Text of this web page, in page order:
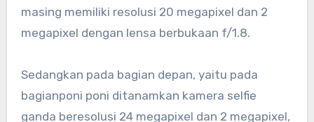
masing memiliki resolusi 20 megapixel dan 2
megapixel dengan lensa berbukaan f/1.8.
Sedangkan pada bagian depan, yaitu pada
bagianponi poni ditanamkan kamera selfie
ganda beresolusi 24 megapixel dan 2 megapixel,